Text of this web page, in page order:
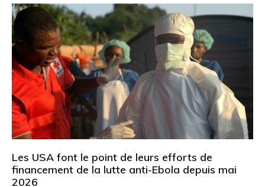
Les USA font le point de leurs efforts de
financement de la lutte anti-Ebola depuis mai
2026